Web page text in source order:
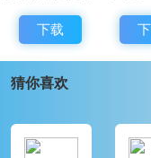
必杀技为狂暴扎。
和震雷锤，必杀技为
器为极光剑和极光
中文版
下载
next
猜你喜欢